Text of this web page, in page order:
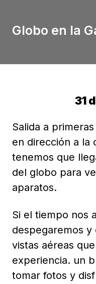
Globo en la
31
Salida a
en dirección a la
tenemos que
del globo para
aparatos.
Si el tiempo nos
despegaremos y
vistas aéreas
experiencia. un
tomar fotos y